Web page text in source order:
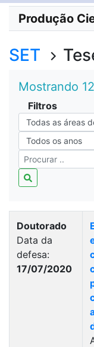
Produção
SET
Mostrando
Filtros
Doutorado
Data da
defesa:
17/07/2020